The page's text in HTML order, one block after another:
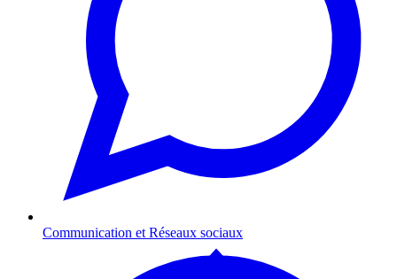
Communication et Réseaux sociaux